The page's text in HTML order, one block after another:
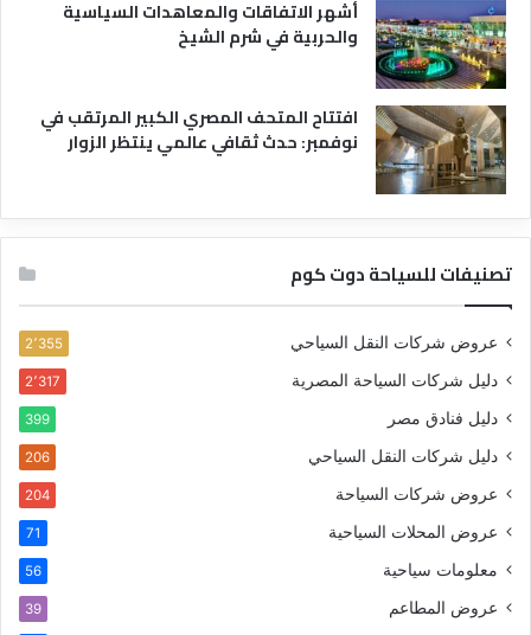
أشهر الاتفاقات والمعاهدات السياسية
والحربية في شرم الشيخ
افتتاح المتحف المصري الكبير المرتقب في
نوفمبر: حدث ثقافي عالمي ينتظر الزوار
تصنيفات للسياحة دوت كوم
عروض شركات النقل السياحي 2٬355
دليل شركات السياحة المصرية 2٬317
دليل فنادق مصر 399
دليل شركات النقل السياحي 206
عروض شركات السياحة 204
عروض المحلات السياحية 71
معلومات سياحية 56
عروض المطاعم 39